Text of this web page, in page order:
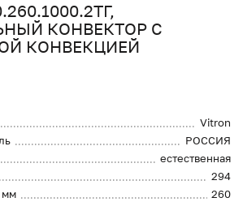
КОНВЕКТОР С
КОНВЕКЦИЕЙ
Vitron
РОССИЯ
естественная
294
мм
260